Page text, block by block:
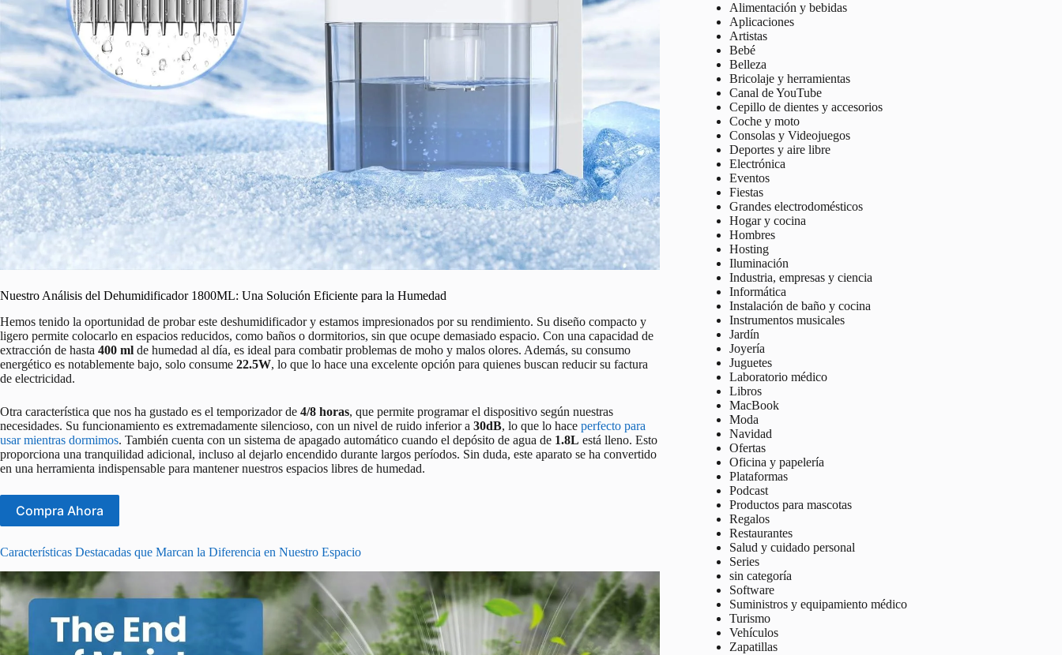
Nuestro Análisis del Dehumidificador 1800ML: Una Solución Eficiente para la Humedad
Hemos tenido la oportunidad de probar este deshumidificador y estamos impresionados por su rendimiento. Su diseño compacto y
ligero permite colocarlo en espacios reducidos, como baños o dormitorios, sin que ocupe demasiado espacio. Con una capacidad de
extracción de hasta 400 ml de humedad al día, es ideal para combatir problemas de moho y malos olores. Además, su consumo
energético es notablemente bajo, solo consume 22.5W, lo que lo hace una excelente opción para quienes buscan reducir su factura
de electricidad.
Otra característica que nos ha gustado es el temporizador de 4/8 horas, que permite programar el dispositivo según nuestras
necesidades. Su funcionamiento es extremadamente silencioso, con un nivel de ruido inferior a 30dB, lo que lo hace perfecto para
usar mientras dormimos. También cuenta con un sistema de apagado automático cuando el depósito de agua de 1.8L está lleno. Esto
proporciona una tranquilidad adicional, incluso al dejarlo encendido durante largos períodos. Sin duda, este aparato se ha convertido
en una herramienta indispensable para mantener nuestros espacios libres de humedad.
Compra Ahora
Características Destacadas que Marcan la Diferencia en Nuestro Espacio
Alimentación y bebidas
Aplicaciones
Artistas
Bebé
Belleza
Bricolaje y herramientas
Canal de YouTube
Cepillo de dientes y accesorios
Coche y moto
Consolas y Videojuegos
Deportes y aire libre
Electrónica
Eventos
Fiestas
Grandes electrodomésticos
Hogar y cocina
Hombres
Hosting
Iluminación
Industria, empresas y ciencia
Informática
Instalación de baño y cocina
Instrumentos musicales
Jardín
Joyería
Juguetes
Laboratorio médico
Libros
MacBook
Moda
Navidad
Ofertas
Oficina y papelería
Plataformas
Podcast
Productos para mascotas
Regalos
Restaurantes
Salud y cuidado personal
Series
sin categoría
Software
Suministros y equipamiento médico
Turismo
Vehículos
Zapatillas